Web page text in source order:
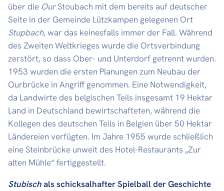
über die OurStoubach mit dem bereits auf deutscher
Seite in der Gemeinde Lützkampen gelegenen Ort
Stupbach, war das keinesfalls immer der Fall. Während
des Zweiten Weltkrieges wurde die Ortsverbindung
zerstört, so dass Ober- und Unterdorf getrennt wurden.
1953 wurden die ersten Planungen zum Neubau der
Ourbrücke in Angriff genommen. Eine Notwendigkeit,
da Landwirte des belgischen Teils insgesamt 19 Hektar
Land in Deutschland bewirtschafteten, während die
Kollegen des deutschen Teils in Belgien über 50 Hektar
Ländereien verfügten. Im Jahre 1955 wurde schließlich
eine Steinbrücke unweit des Hotel-Restaurants „Zur
alten Mühle“ fertiggestellt.
Stubischals schicksalhafter Spielball der Geschichte